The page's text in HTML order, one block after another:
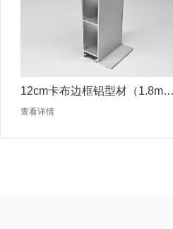
12cm卡布边框铝型材（1.8mm
银色）
查看详情